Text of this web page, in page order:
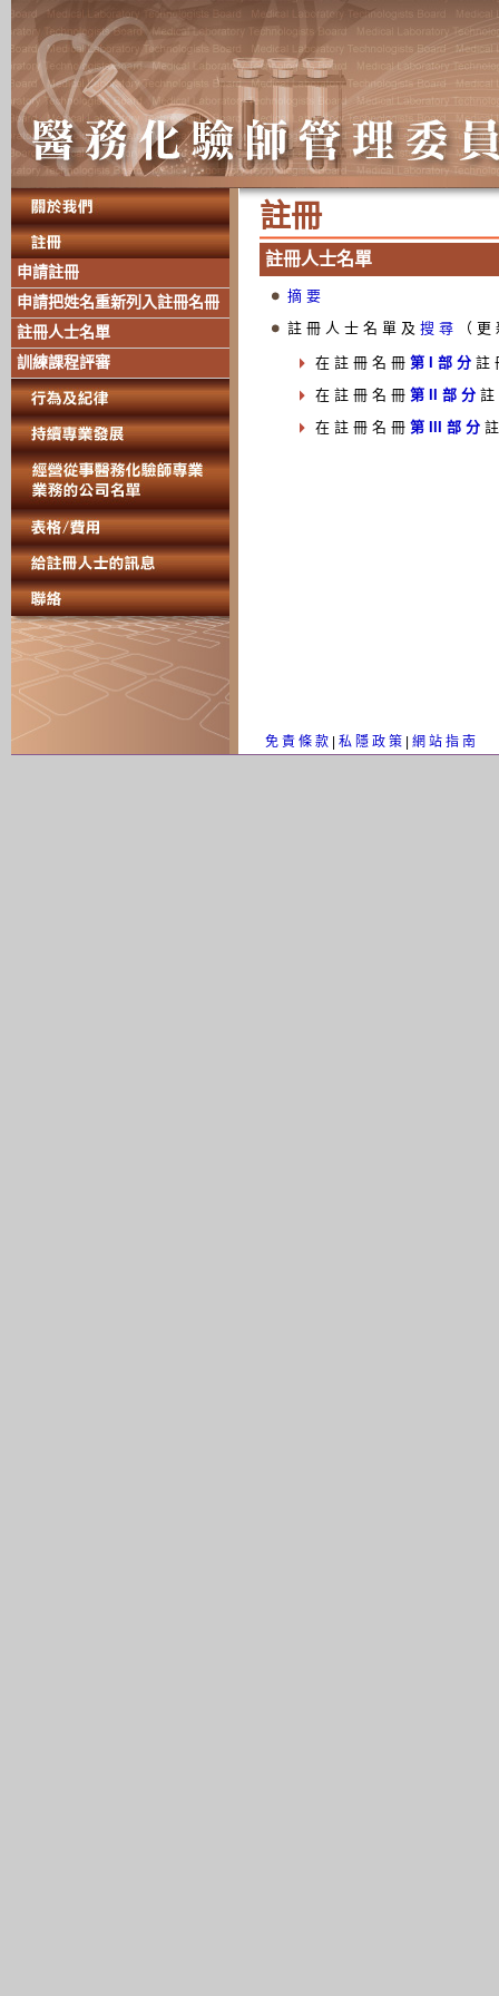
申請註冊
申請把姓名重新列入註冊名冊
註冊人士名單
訓練課程評審
註 冊
註 冊 人 士 名 單
免 責 條 款 私 隱 政 策 網 站 指 南